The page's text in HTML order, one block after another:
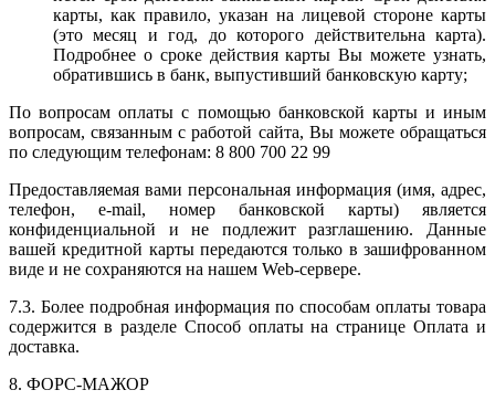
карты, как правило, указан на лицевой стороне карты
(это месяц и год, до которого действительна карта).
Подробнее о сроке действия карты Вы можете узнать,
обратившись в банк, выпустивший банковскую карту;
По вопросам оплаты с помощью банковской карты и иным
вопросам, связанным с работой сайта, Вы можете обращаться
по следующим телефонам: 8 800 700 22 99
Предоставляемая вами персональная информация (имя, адрес,
телефон, e-mail, номер банковской карты) является
конфиденциальной и не подлежит разглашению. Данные
вашей кредитной карты передаются только в зашифрованном
виде и не сохраняются на нашем Web-сервере.
7.3. Более подробная информация по способам оплаты товара
содержится в разделе Способ оплаты на странице Оплата и
доставка.
8. ФОРС-МАЖОР